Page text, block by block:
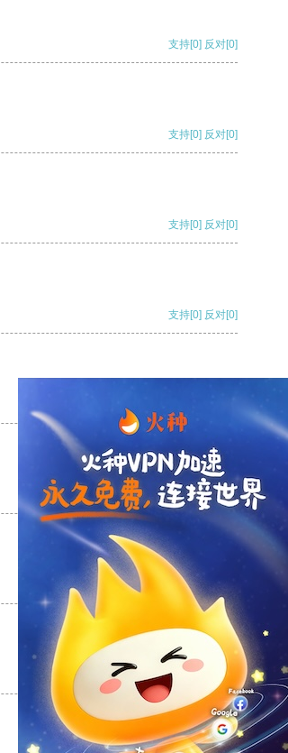
支持[0] 反对[0]
支持[0] 反对[0]
支持[0] 反对[0]
支持[0] 反对[0]
支持 [0] 反对[0]
支持[0] 反对
支持[0] 反对[0]